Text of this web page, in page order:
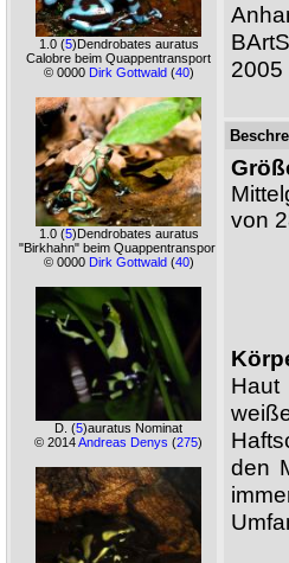
1.0 (5)Dendrobates auratus
Calobre beim Quappentransport
© 0000 Dirk Gottwald (40)
1.0 (5)Dendrobates auratus
"Birkhahn" beim Quappentransport
© 0000 Dirk Gottwald (40)
D. (5)auratus Nominat
© 2014Andreas Denys (275)
2005
von
Haut
den